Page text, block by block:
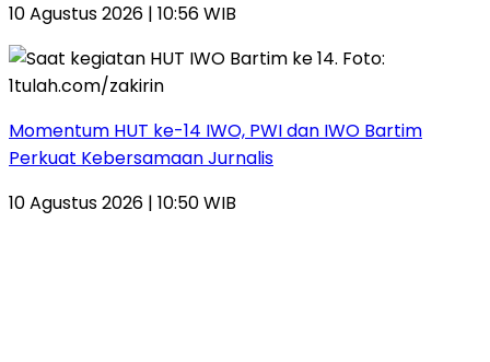
10 Agustus 2026 | 10:56 WIB
Momentum HUT ke-14 IWO, PWI dan IWO Bartim
Perkuat Kebersamaan Jurnalis
10 Agustus 2026 | 10:50 WIB